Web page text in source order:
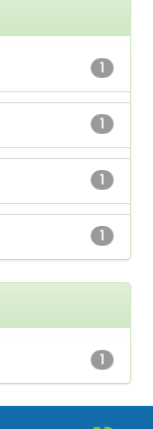
1
1
1
1
1